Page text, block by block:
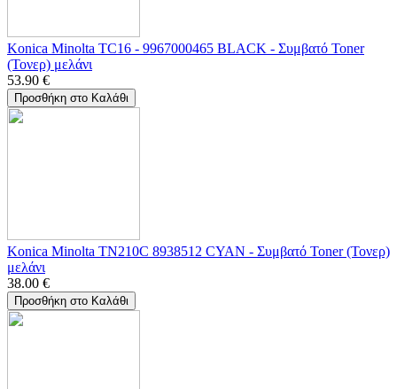
Konica Minolta TC16 - 9967000465 BLACK - Συμβατό Toner
(Τονερ) μελάνι
53.90 €
Προσθήκη στο Καλάθι
Konica Minolta TN210C 8938512 CYAN - Συμβατό Toner (Τονερ)
μελάνι
38.00 €
Προσθήκη στο Καλάθι